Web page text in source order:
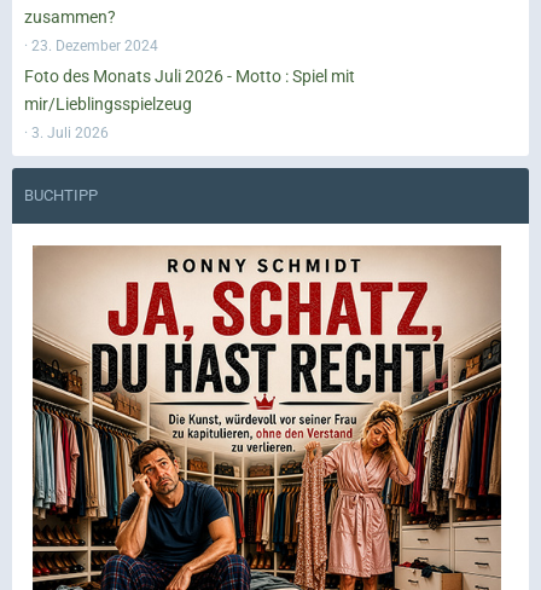
zusammen?
23. Dezember 2024
Foto des Monats Juli 2026 - Motto : Spiel mit
mir/Lieblingsspielzeug
3. Juli 2026
BUCHTIPP